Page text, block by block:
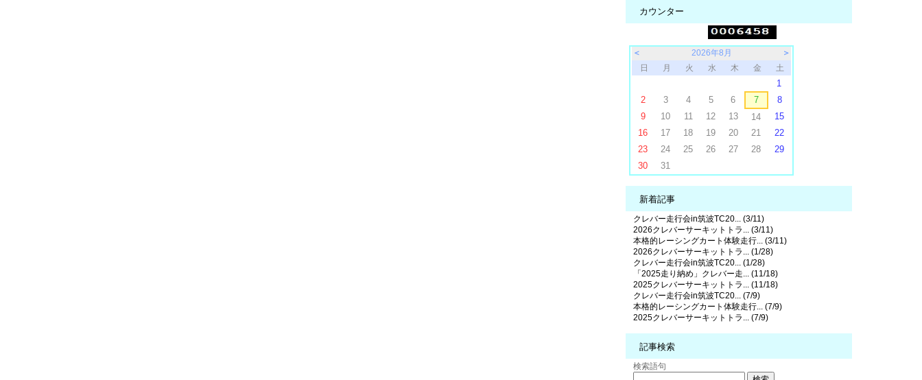
カウンター
＜ 2026年8月
＞
日
月 火 水 木 金 土
1
2
3 4 5 6 7
8
9
10 11 12 13 14
15
16
17 18 19 20 21
22
23
24 25 26 27 28
29
30
31
新着記事
クレバー走行会in筑波TC20... (3/11)
2026クレバーサーキットトラ... (3/11)
本格的レーシングカート体験走行... (3/11)
2026クレバーサーキットトラ... (1/28)
クレバー走行会in筑波TC20... (1/28)
「2025走り納め」クレバー走... (11/18)
2025クレバーサーキットトラ... (11/18)
クレバー走行会in筑波TC20... (7/9)
本格的レーシングカート体験走行... (7/9)
2025クレバーサーキットトラ... (7/9)
記事検索
検索語句